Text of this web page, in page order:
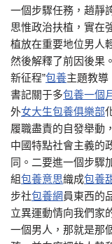
一個步驟任務，趙靜
思惟政治扶植，實在
植放在重要地位男人
然後解釋了前因後果
新征程”包養主題教導
書記關于多包養一個
外女大生包養俱樂部
履職盡責的自發舉動
中國特點社會主義的
同。二要進一個步驟
組包養意思織成包養
步社包養網 員東西的
立異運動情向我們家
一個男人，那就是那